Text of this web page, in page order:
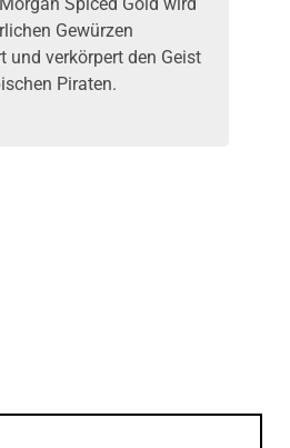
Gewürzen
und verkörpert den Geist
Piraten.